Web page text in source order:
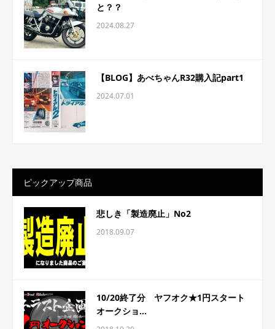
と？？
2024.08.27
【BLOG】あべちゃんR32購入記part1
2024.07.01
ピックアップ商品
悲しき「製造廃止」No2
2018.09.07
10/20終了分 ヤフオク★1円スタート
オークショ...